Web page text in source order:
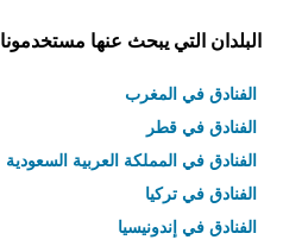
البلدان التي يبحث عنها مستخدمونا
الفنادق في المغرب
الفنادق في قطر
الفنادق في المملكة العربية السعودية
الفنادق في تركيا
الفنادق في إندونيسيا